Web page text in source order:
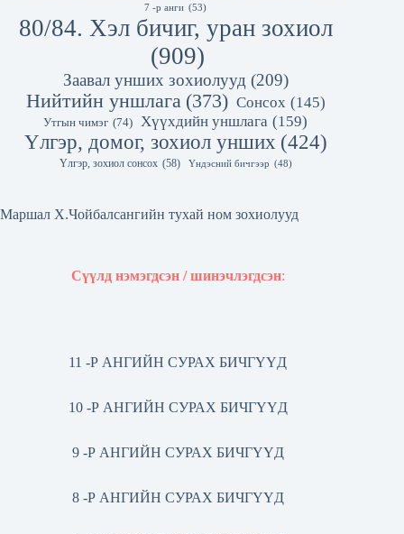
7 -р анги (53)
80/84. Хэл бичиг, уран зохиол
(909)
Заавал унших зохиолууд (209)
Нийтийн уншлага (373) Сонсох (145)
Утгын чимэг (74) Хүүхдийн уншлага (159)
Үлгэр, домог, зохиол унших (424)
Үлгэр, зохиол сонсох (58) Үндэсний бичгээр (48)
Маршал Х.Чойбалсангийн тухай ном зохиолууд
Сүүлд нэмэгдсэн / шинэчлэгдсэн:
11 -Р АНГИЙН СУРАХ БИЧГҮҮД
10 -Р АНГИЙН СУРАХ БИЧГҮҮД
9 -Р АНГИЙН СУРАХ БИЧГҮҮД
8 -Р АНГИЙН СУРАХ БИЧГҮҮД